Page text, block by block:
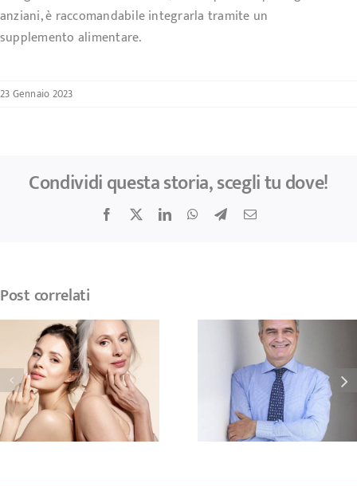
anziani, è raccomandabile integrarla tramite un
supplemento alimentare.
23 Gennaio 2023
Condividi questa storia, scegli tu dove!
Facebook
X LinkedInWhatsApp
TelegramEmail
Post correlati
Il Microbiota Il grande compito
micronutrienti